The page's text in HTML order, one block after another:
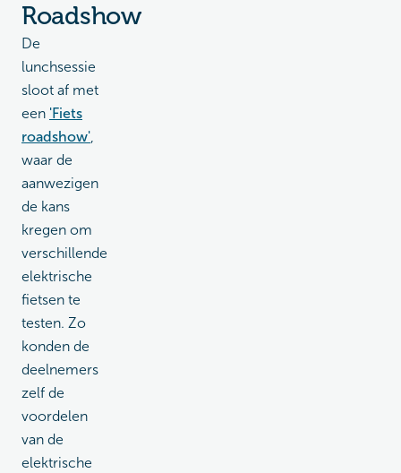
Roadshow
De
lunchsessie
sloot af met
een 'Fiets
roadshow',
waar de
aanwezigen
de kans
kregen om
verschillende
elektrische
fietsen te
testen. Zo
konden de
deelnemers
zelf de
voordelen
van de
elektrische